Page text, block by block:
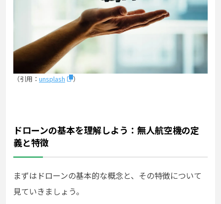
（引用： unsplash ）
ドローンの基本を理解しよう：無人航空機の定
義と特徴
まずはドローンの基本的な概念と、その特徴について
見ていきましょう。